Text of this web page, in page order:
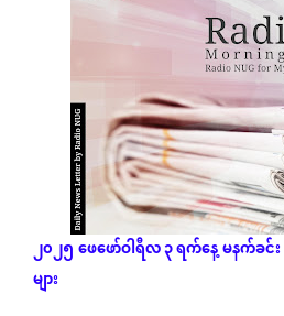
၂၀၂၅ဖေဖော်ဝါရီလ ၃ ရက်နေ့မနက်ခင်း
များ